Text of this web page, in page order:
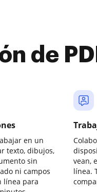
de
en un
texto, dibujos,
sin
ni campos
línea para
vean,
línea.